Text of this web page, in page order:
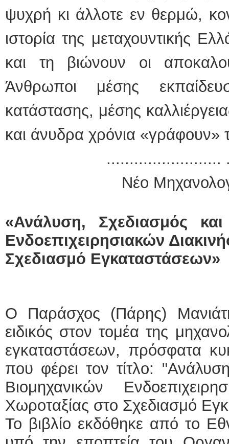
ψυχρή κι άλλοτε εν θερμώ,
ιστορία της μεταχουντικής
και τη βιώνουν οι
Άνθρωποι μέσης
κατάστασης, μέσης
και άνυδρα χρόνια «γράφουν»
.........................
Νέο
«Ανάλυση, Σχεδιασμός
Ενδοεπιχειρησιακών
Σχεδιασμό Εγκαταστάσεων»
Ο Παράσχος (Πάρης)
ειδικός στον τομέα της
εγκαταστάσεων, πρόσφατα
που φέρει τον τίτλο:
Βιομηχανικών
Χωροταξίας στο Σχεδιασμό
Το βιβλίο εκδόθηκε από το